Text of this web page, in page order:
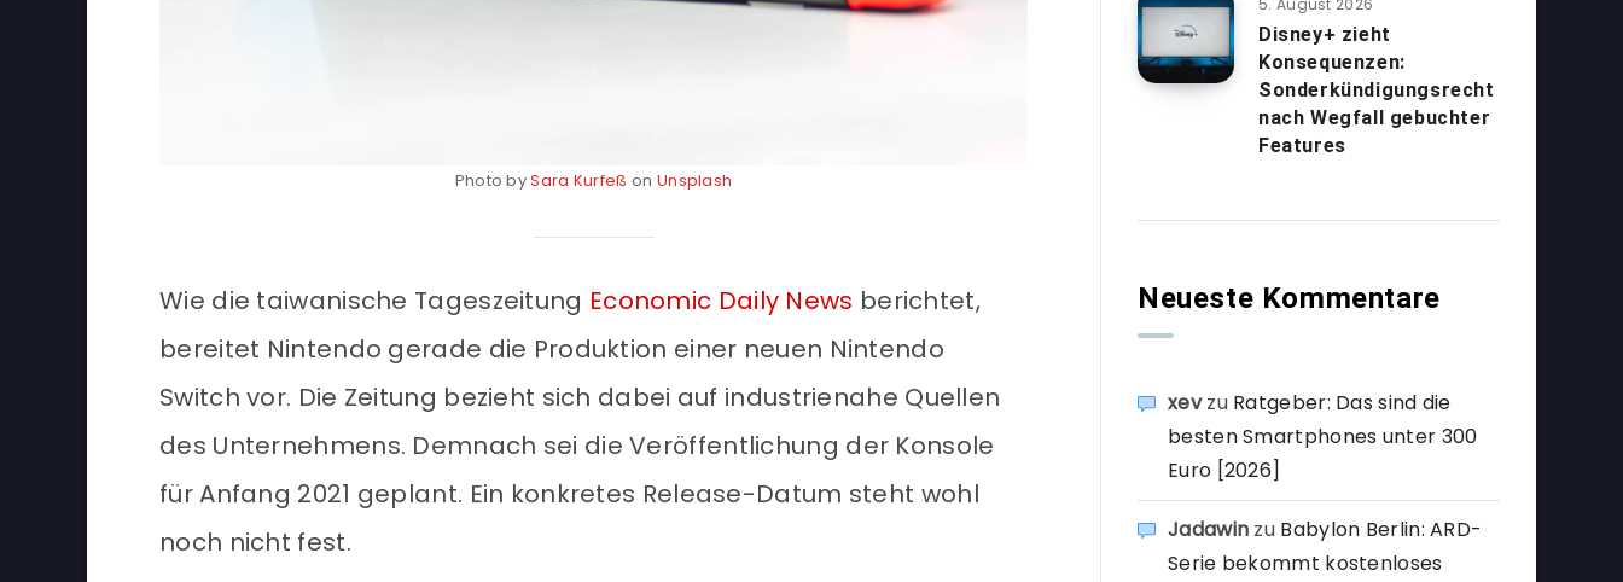
Photo bySara Kurfeß on Unsplash
Wie die taiwanische Tageszeitung Economic Daily News berichtet,
bereitet Nintendo gerade die Produktion einer neuen Nintendo
Switch vor. Die Zeitung bezieht sich dabei auf industrienahe Quellen
des Unternehmens. Demnach sei die Veröffentlichung der Konsole
für Anfang 2021 geplant. Ein konkretes Release-Datum steht wohl
noch nicht fest.
5. August 2026
Disney+ zieht
Konsequenzen:
Sonderkündigungsrecht
nach Wegfall gebuchter
Features
Neueste Kommentare
xevzu Ratgeber: Das sind die
besten Smartphones unter 300
Euro [2026]
Jadawin zu Babylon Berlin: ARD-
Serie bekommt kostenloses